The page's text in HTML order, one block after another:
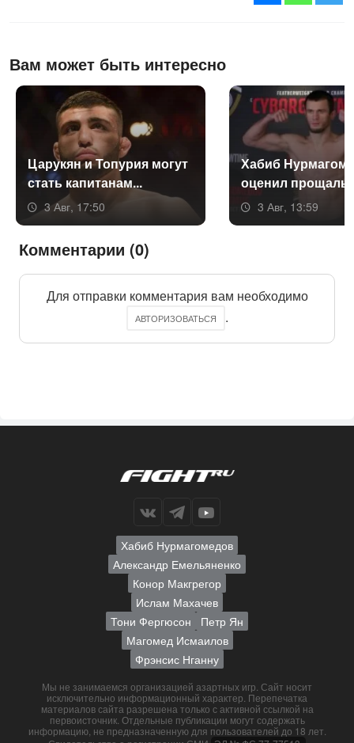
Вам может быть интересно
Ца­рукян и То­пурия мо­гут
стать ка­пита­нам...
3 Авг, 17:50
Ха­биб
оце­нил
3 Авг, 13:59
Комментарии (0)
Для отправки комментария вам необходимо
АВТОРИЗОВАТЬСЯ .
Хабиб Нурмагомедов
Александр Емельяненко
Конор Макгрегор
Ислам Махачев
Тони Фергюсон
Петр Ян
Магомед Исмаилов
Фрэнсис Нганну
Мы не занимаемся организацией азартных игр. Сайт носит
исключительно информационный характер. Перепечатка
материалов сайта разрешена только с активной ссылкой на
первоисточник. Отдельные публикации могут содержать
информацию, не предназначенную для пользователей до 18 лет.